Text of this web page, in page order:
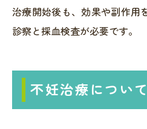
治療開始後も、効果や副作用
診察と採血検査が必要です。
不妊治療について